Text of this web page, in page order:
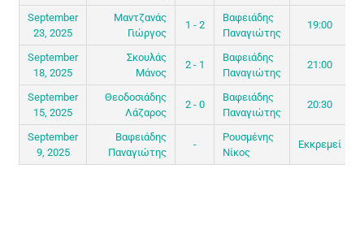
September
23, 2025
Μαντζανάς
Γιώργος
1 - 2
Βαφειάδης
Παναγιώτης
19:00
September
18, 2025
Σκουλάς
Μάνος
2 - 1
Βαφειάδης
Παναγιώτης
21:00
September
15, 2025
Θεοδοσιάδης
Λάζαρος
2 - 0
Βαφειάδης
Παναγιώτης
20:30
September
9, 2025
Βαφειάδης
Παναγιώτης
-
Ρουσμένης
Νίκος
Εκκρεμεί